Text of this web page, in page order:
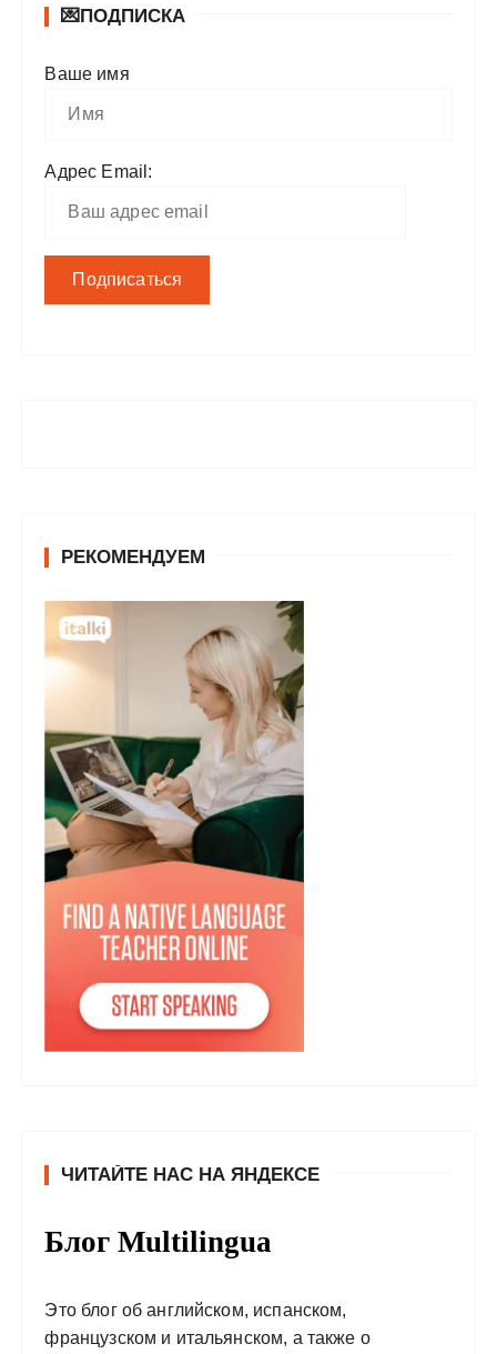
💌ПОДПИСКА
Ваше имя
Адрес Email:
РЕКОМЕНДУЕМ
ЧИТАЙТЕ НАС НА ЯНДЕКСЕ
Блог Multilingua
Это блог об английском, испанском,
французском и итальянском, а также о